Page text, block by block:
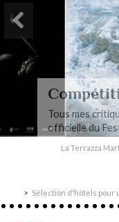
Tous mes
officielle du
La Terrazza
Sélection d'hôtels pour